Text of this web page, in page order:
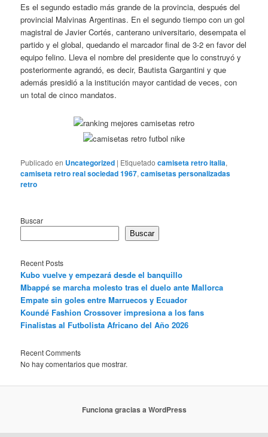
Es el segundo estadio más grande de la provincia, después del
provincial Malvinas Argentinas. En el segundo tiempo con un gol
magistral de Javier Cortés, canterano universitario, desempata el
partido y el global, quedando el marcador final de 3-2 en favor del
equipo felino. Lleva el nombre del presidente que lo construyó y
posteriormente agrandó, es decir, Bautista Gargantini y que
además presidió a la institución mayor cantidad de veces, con
un total de cinco mandatos.
Publicado en Uncategorized | Etiquetado camiseta retro italia,
camiseta retro real sociedad 1967,camisetas personalizadas
retro
Buscar
Buscar
Recent Posts
Kubo vuelve y empezará desde el banquillo
Mbappé se marcha molesto tras el duelo ante Mallorca
Empate sin goles entre Marruecos y Ecuador
Koundé Fashion Crossover impresiona a los fans
Finalistas al Futbolista Africano del Año 2026
Recent Comments
No hay comentarios que mostrar.
Funciona gracias a WordPress